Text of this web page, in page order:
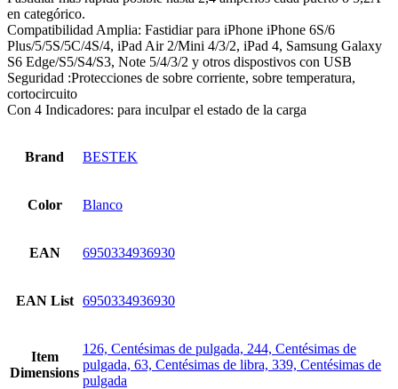
en categórico.
Compatibilidad Amplia: Fastidiar para iPhone iPhone 6S/6
Plus/5/5S/5C/4S/4, iPad Air 2/Mini 4/3/2, iPad 4, Samsung Galaxy
S6 Edge/S5/S4/S3, Note 5/4/3/2 y otros dispostivos con USB
Seguridad :Protecciones de sobre corriente, sobre temperatura,
cortocircuito
Con 4 Indicadores: para inculpar el estado de la carga
Brand BESTEK
Color Blanco
EAN 6950334936930
EAN List 6950334936930
Item
Dimensions
126, Centésimas de pulgada, 244, Centésimas de
pulgada, 63, Centésimas de libra, 339, Centésimas de
pulgada